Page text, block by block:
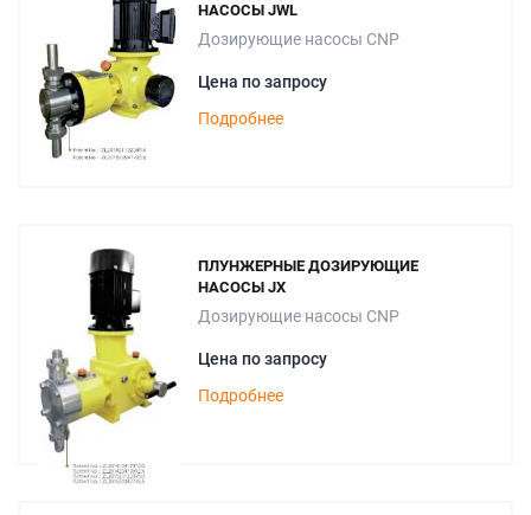
НАСОСЫ JWL
Дозирующие насосы CNP
Цена по запросу
Подробнее
ПЛУНЖЕРНЫЕ ДОЗИРУЮЩИЕ
НАСОСЫ JX
Дозирующие насосы CNP
Цена по запросу
Подробнее